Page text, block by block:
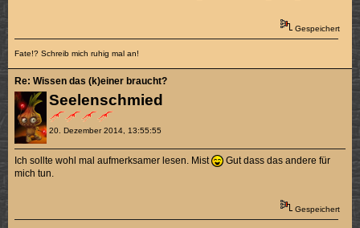
Gespeichert
Fate!? Schreib mich ruhig mal an!
Seelenschmied
20. Dezember 2014, 13:55:55
Re: Wissen das (k)einer braucht?
Ich sollte wohl mal aufmerksamer lesen. Mist
Gut dass das andere für
mich tun.
Gespeichert